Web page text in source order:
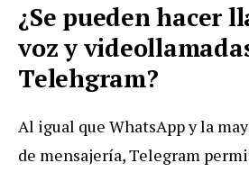
¿Se pueden hacer
voz y
Telehgram?
Al igual que WhatsApp y la
de mensajería, Telegram